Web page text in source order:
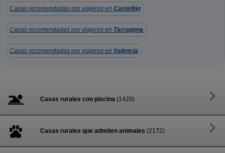
Casas recomendadas por viajeros en Castellón
Casas recomendadas por viajeros en Tarragona
Casas recomendadas por viajeros en Valencia
Casas rurales con piscina (1420)
Casas rurales que admiten animales (2172)